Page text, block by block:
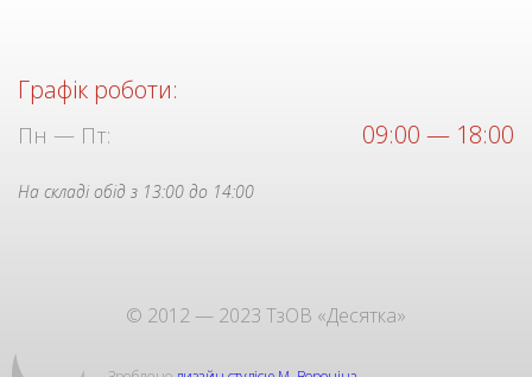
Графік роботи:
Пн — Пт: 09:00 — 18:00
На складі обід з 13:00 до 14:00
© 2012 — 2023 ТзОВ «Десятка»